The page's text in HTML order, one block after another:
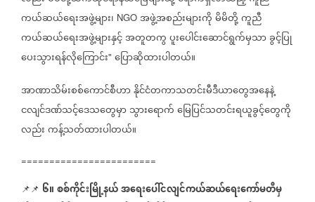
ကယ်ဆယ်ရေးအဖွဲ့များ၊ NGO အဖွဲ့အစည်းများကိုမိမိတို့ကူညီ
ကယ်ဆယ်ရေးအဖွဲ့များနှင့်အတူတကွပူးပေါင်းဆောင်ရွက်မှသာခွင့်ပြု
ပေးသွားရန်လိုကြောင်း" ပြောဆိုထားပါတယ်။
အာဏာသိမ်းစစ်ကောင်စီဟာနိုင်ငံတကာသတင်းမီဒီယာတွေအနေနဲ့
ငလျင်ဒဏ်သင့်ဒေသတွေမှာသွားရောက်မြေပြင်သတင်းရယူခွင့်တွေကို
လည်းကန့်သတ်ထားပါတယ်။
========================
📌📌 ၆။စစ်ကိုင်းမြို့နယ်အရေးပေါ်ငလျင်ကယ်ဆယ်ရေးကော်မတီမှ